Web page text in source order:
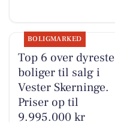
BOLIGMARKED
Top 6 over dyreste
boliger til salg i
Vester Skerninge.
Priser op til
9.995.000 kr